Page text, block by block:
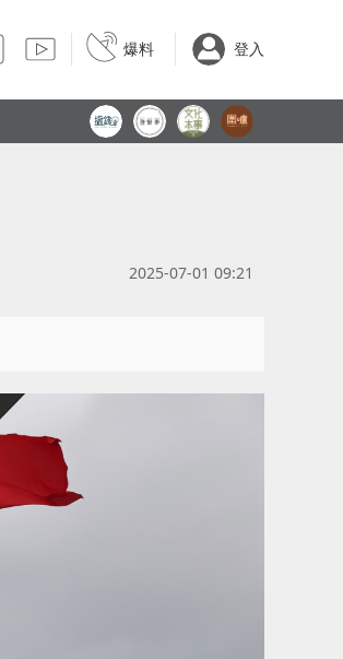
爆料 登入
2025-07-01 09:21